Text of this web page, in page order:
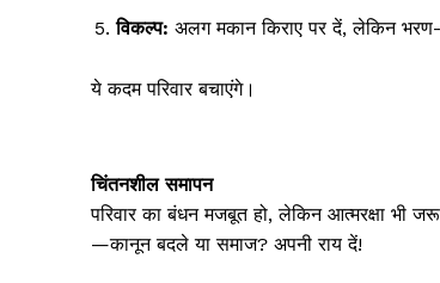
विकल्प: अलग मकान किराए पर दें, लेकिन भरण-
ये कदम परिवार बचाएंगे।
चिंतनशील समापन
परिवार का बंधन मजबूत हो, लेकिन आत्मरक्षा भी
—कानून बदले या समाज? अपनी राय दें!